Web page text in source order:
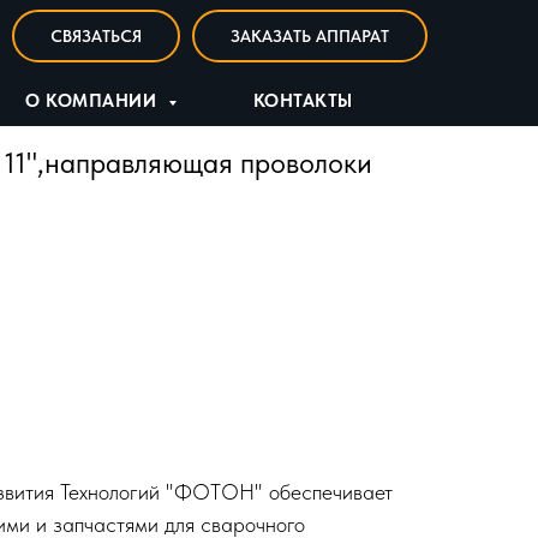
СВЯЗАТЬСЯ ЗАКАЗАТЬ АППАРАТ
О КОМПАНИИ КОНТАКТЫ
проволоки
Технологий "ФОТОН" обеспечивает
и запчастями для сварочного